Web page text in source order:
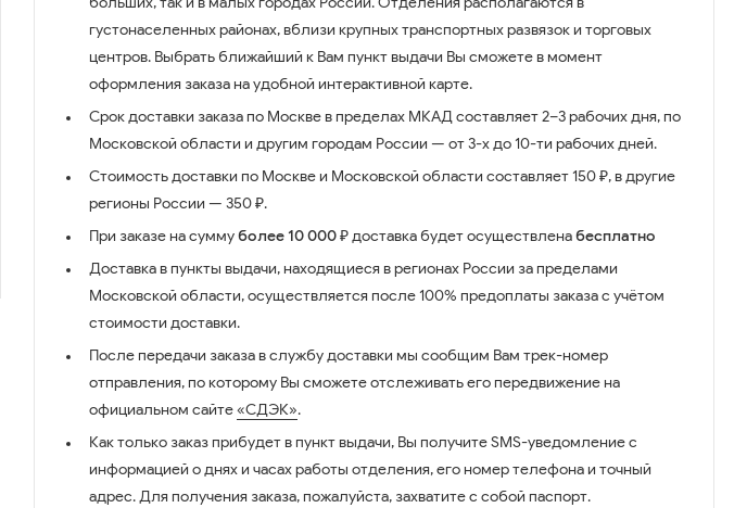
густонаселенных районах, вблизи крупных транспортных развязок и торговых
центров. Выбрать ближайший к Вам пункт выдачи Вы сможете в момент
оформления заказа на удобной интерактивной карте.
Срок доставки заказа по Москве в пределах МКАД составляет 2–3 рабочих дня, по
Московской области и другим городам России — от 3-х до 10-ти рабочих дней.
Стоимость доставки по Москве и Московской области составляет 150 ₽, в другие
регионы России — 350 ₽.
При заказе на суммуболее 10 000 ₽доставка будет осуществленабесплатно
Доставка в пункты выдачи, находящиеся в регионах России за пределами
Московской области, осуществляется после 100% предоплаты заказа с учётом
стоимости доставки.
После передачи заказа в службу доставки мы сообщим Вам трек-номер
отправления, по которому Вы сможете отслеживать его передвижение на
официальном сайте«СДЭК».
Как только заказ прибудет в пункт выдачи, Вы получите SMS-уведомление с
информацией о днях и часах работы отделения, его номер телефона и точный
адрес. Для получения заказа, пожалуйста, захватите с собой паспорт.